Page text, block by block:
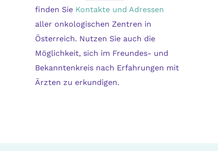
finden Sie Kontakte und Adressen
aller onkologischen Zentren in
Österreich. Nutzen Sie auch die
Möglichkeit, sich im Freundes- und
Bekanntenkreis nach Erfahrungen mit
Ärzten zu erkundigen.